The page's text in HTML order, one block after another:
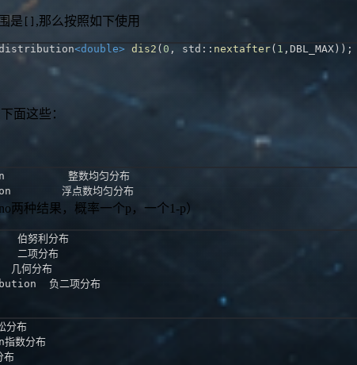
是 ,那么按照如下使用
<double> dis2 ( 0 , std :: nextafter( 1 , DBL_MAX ) ) ;
面这些：
两种结果，概率一个p，一个1-p）